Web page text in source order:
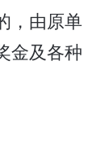
，由原单
金及各种